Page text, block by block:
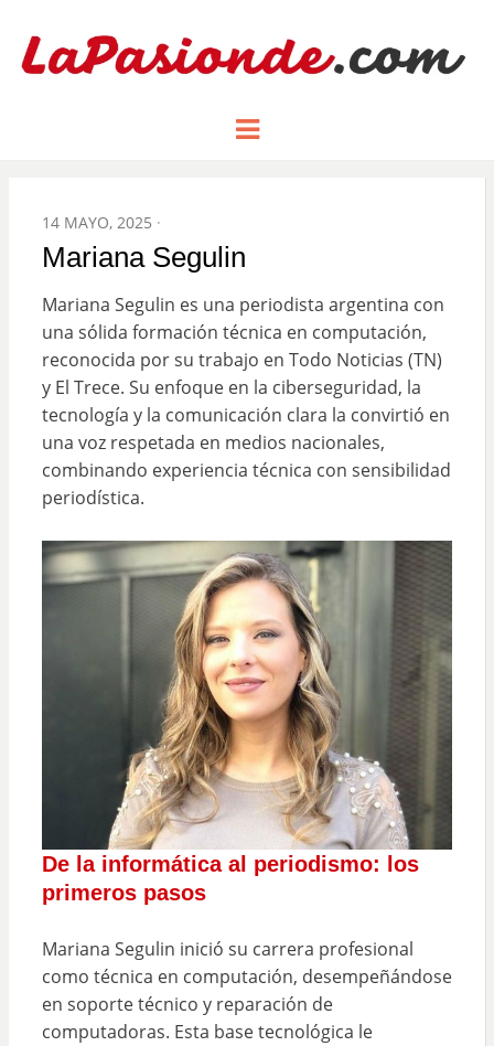
LA PASIÓN
pasión de figuras y personajes
Menu
POSTED
ON
14 MAYO, 2025
Mariana Segulin
Mariana Segulin es una periodista argentina con
una sólida formación técnica en computación,
reconocida por su trabajo en Todo Noticias (TN)
y El Trece. Su enfoque en la ciberseguridad, la
tecnología y la comunicación clara la convirtió en
una voz respetada en medios nacionales,
combinando experiencia técnica con sensibilidad
periodística.
De la informática al periodismo: los
primeros pasos
Mariana Segulin inició su carrera profesional
como técnica en computación, desempeñándose
en soporte técnico y reparación de
computadoras. Esta base tecnológica le